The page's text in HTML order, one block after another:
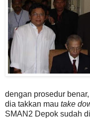
dengan prosedur
dia takkan mau take
SMAN2 Depok sudah